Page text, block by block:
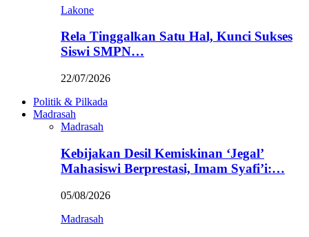
Lakone
Rela Tinggalkan Satu Hal, Kunci Sukses
Siswi SMPN…
22/07/2026
Politik & Pilkada
Madrasah
Madrasah
Kebijakan Desil Kemiskinan ‘Jegal’
Mahasiswi Berprestasi, Imam Syafi’i:…
05/08/2026
Madrasah